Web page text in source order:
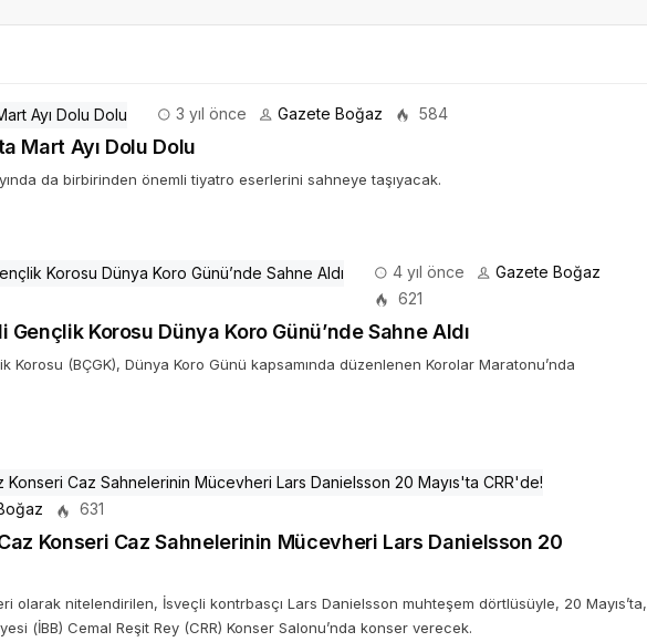
3 yıl önce Gazete Boğaz 584
Mart Ayı Dolu Dolu
da birbirinden önemli tiyatro eserlerini sahneye taşıyacak.
4 yıl önce
Gazete Boğaz
621
Korosu Dünya Koro Günü’nde Sahne Aldı
Korosu (BÇGK), Dünya Koro Günü kapsamında düzenlenen Korolar Maratonu’nda
631
Lars Danielsson 20
olarak nitelendirilen, İsveçli kontrbasçı Lars Danielsson muhteşem dörtlüsüyle, 20 Mayıs’ta,
(İBB) Cemal Reşit Rey (CRR) Konser Salonu’nda konser verecek.